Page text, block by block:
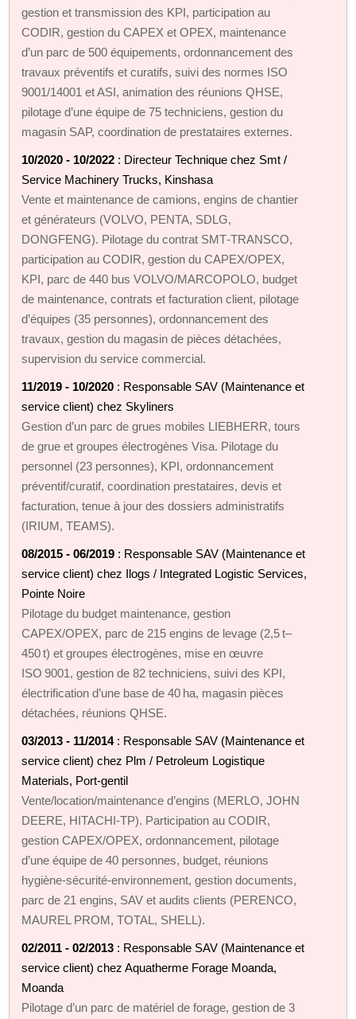
gestion et transmission des KPI, participation au
CODIR, gestion du CAPEX et OPEX, maintenance
d’un parc de 500 équipements, ordonnancement des
travaux préventifs et curatifs, suivi des normes ISO
9001/14001 et ASI, animation des réunions QHSE,
pilotage d’une équipe de 75 techniciens, gestion du
magasin SAP, coordination de prestataires externes.
10/2020 - 10/2022 : Directeur Technique chez Smt /
Service Machinery Trucks, Kinshasa
Vente et maintenance de camions, engins de chantier
et générateurs (VOLVO, PENTA, SDLG,
DONGFENG). Pilotage du contrat SMT‑TRANSCO,
participation au CODIR, gestion du CAPEX/OPEX,
KPI, parc de 440 bus VOLVO/MARCOPOLO, budget
de maintenance, contrats et facturation client, pilotage
d’équipes (35 personnes), ordonnancement des
travaux, gestion du magasin de pièces détachées,
supervision du service commercial.
11/2019 - 10/2020 : Responsable SAV (Maintenance et
service client) chez Skyliners
Gestion d’un parc de grues mobiles LIEBHERR, tours
de grue et groupes électrogènes Visa. Pilotage du
personnel (23 personnes), KPI, ordonnancement
préventif/curatif, coordination prestataires, devis et
facturation, tenue à jour des dossiers administratifs
(IRIUM, TEAMS).
08/2015 - 06/2019 : Responsable SAV (Maintenance et
service client) chez Ilogs / Integrated Logistic Services,
Pointe Noire
Pilotage du budget maintenance, gestion
CAPEX/OPEX, parc de 215 engins de levage (2,5 t–
450 t) et groupes électrogènes, mise en œuvre
ISO 9001, gestion de 82 techniciens, suivi des KPI,
électrification d’une base de 40 ha, magasin pièces
détachées, réunions QHSE.
03/2013 - 11/2014: Responsable SAV (Maintenance et
service client) chez Plm / Petroleum Logistique
Materials, Port‑gentil
Vente/location/maintenance d’engins (MERLO, JOHN
DEERE, HITACHI‑TP). Participation au CODIR,
gestion CAPEX/OPEX, ordonnancement, pilotage
d’une équipe de 40 personnes, budget, réunions
hygiène‑sécurité‑environnement, gestion documents,
parc de 21 engins, SAV et audits clients (PERENCO,
MAUREL PROM, TOTAL, SHELL).
02/2011 - 02/2013 : Responsable SAV (Maintenance et
service client) chez Aquatherme Forage Moanda,
Moanda
Pilotage d’un parc de matériel de forage, gestion de 3